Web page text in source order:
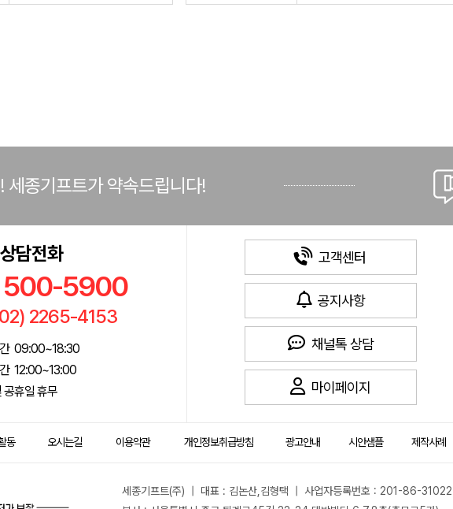
무장갑 1P 세트
세종기프트가 약속드립니다!
담전화
500-5900
2265-4153
09:00~18:30
12:00~13:00
공휴일 휴무
고객센터
공지사항
채널톡 상담
마이페이지
동 오시는길 이용약관 개인정보취급방침 광고안내 시안샘플 제작사례
세종기프트(주) | 대표 : 김논산,김형택 | 사업자등록번호 : 201-86-31022